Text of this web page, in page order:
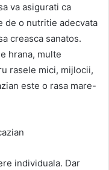
va asigurati ca
de o nutritie adecvata
creasca sanatos.
hrana, multe
rasele mici, mijlocii,
este o rasa mare-
individuala. Dar